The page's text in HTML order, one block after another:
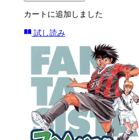
カートに追加しました
試し読み